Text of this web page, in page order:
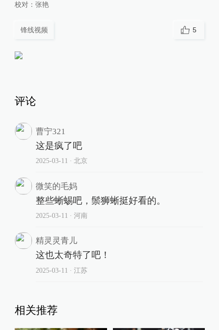
校对： 张艳
锋线视频 5
评论
曹宁321
这是疯了吧
2025-03-11 ∙ 北京
微笑的毛妈
整些蜥蜴吧，鬃狮蜥挺好看的。
2025-03-11 ∙ 河南
精灵灵青儿
这也太奇特了吧！
2025-03-11 ∙ 江苏
相关推荐